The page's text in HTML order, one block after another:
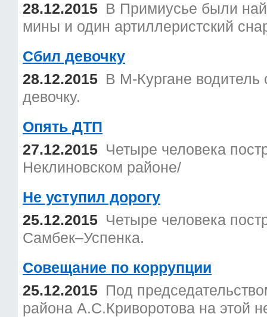
28.12.2015 В Примиусье были
мины и один артиллеристский
Сбил девочку
28.12.2015 В М-Кургане
девочку.
Опять ДТП
27.12.2015 Четыре человека
Неклиновском районе/
Не уступил дорогу
25.12.2015 Четыре человека
Самбек–Успенка.
Совещание по коррупции
25.12.2015 Под
района А.С.Криворотова на этой